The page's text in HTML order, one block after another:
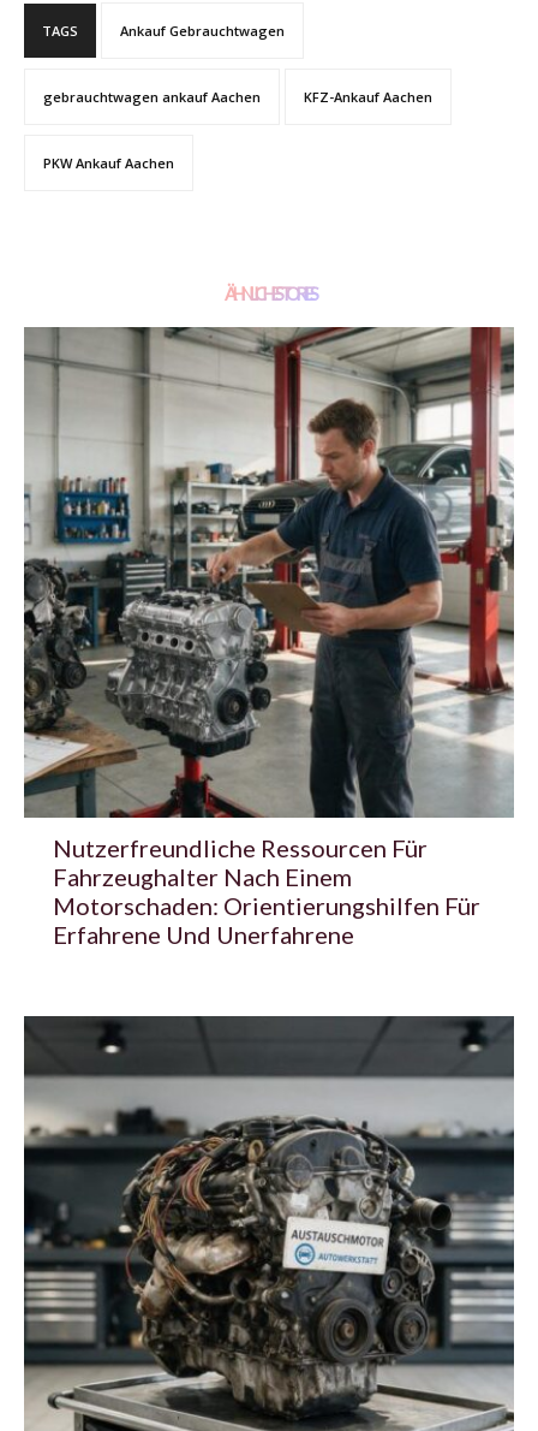
TAGS Ankauf Gebrauchtwagen
gebrauchtwagen ankauf Aachen KFZ-Ankauf Aachen
PKW Ankauf Aachen
ÄHNLICHE STORIES
Nutzerfreundliche Ressourcen Für
Fahrzeughalter Nach Einem
Motorschaden: Orientierungshilfen Für
Erfahrene Und Unerfahrene